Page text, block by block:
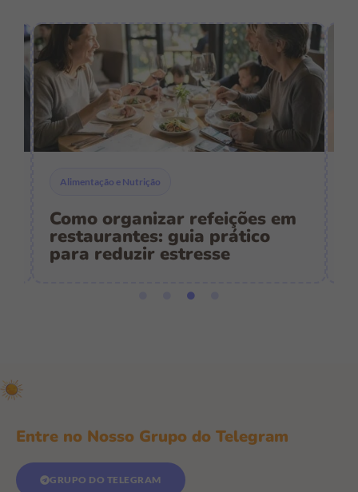
Alimentação e Nutrição
Como organizar refeições em
restaurantes: guia prático
para reduzir estresse
Entre no Nosso Grupo do Telegram
GRUPO DO TELEGRAM